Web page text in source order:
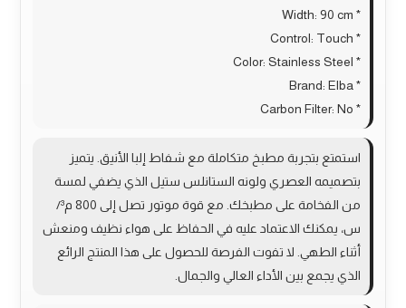
* Width: 90 cm
* Control: Touch
* Color: Stainless Steel
* Brand: Elba
* Carbon Filter: No
استمتع بتجربة مطبخ متكاملة مع شفاط إلبا الأنيق. يتميز
بتصميمه العصري ولونه الستانلس ستيل الذي يضفي لمسة
من الفخامة على مطبخك. مع قوة موتور تصل إلى 800 م³/
س، يمكنك الاعتماد عليه في الحفاظ على هواء نظيف ومنعش
أثناء الطهي. لا تفوت الفرصة للحصول على هذا المنتج الرائع
الذي يجمع بين الأداء العالي والجمال.